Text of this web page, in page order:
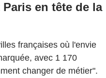
en tête de la
françaises où l'envie
avec 1 170
changer de métier".